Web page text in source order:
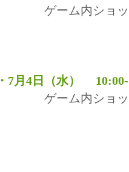
ゲーム内ショップ
・7月4日（水） 10:00-
ゲーム内ショップ